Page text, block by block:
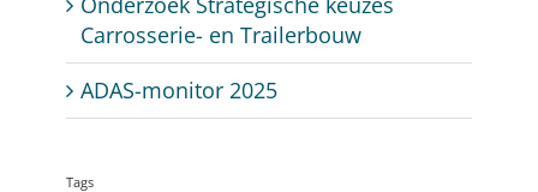
Carrosserie- en Trailerbouw
ADAS-monitor 2025
Tags